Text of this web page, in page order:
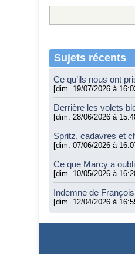
Sujets récents
Ce qu’ils nous ont
[dim. 19/07/2026 à
Derrière les volets
[dim. 28/06/2026 à
Spritz, cadavres et
[dim. 07/06/2026 à
Ce que Marcy a
[dim. 10/05/2026 à
Indemne de
[dim. 12/04/2026 à